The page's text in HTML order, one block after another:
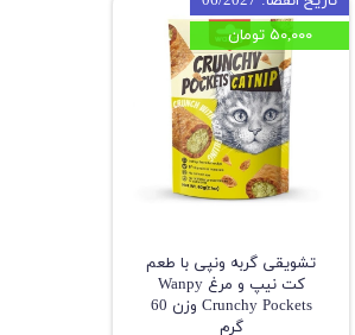
تشویقی گربه ونپی با طعم
کت نیپ و مرغ Wanpy
Crunchy Pockets وزن 60
گرم
۵۰,۰۰۰ تومان